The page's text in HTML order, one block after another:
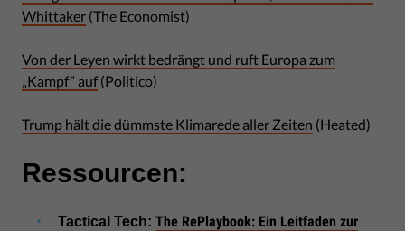
Whittaker (The Economist)
Von der Leyen wirkt bedrängt und ruft Europa zum
„Kampf” auf (Politico)
Trump hält die dümmste Klimarede aller Zeiten (Heated)
Ressourcen:
Tactical Tech: The RePlaybook: Ein Leitfaden zur